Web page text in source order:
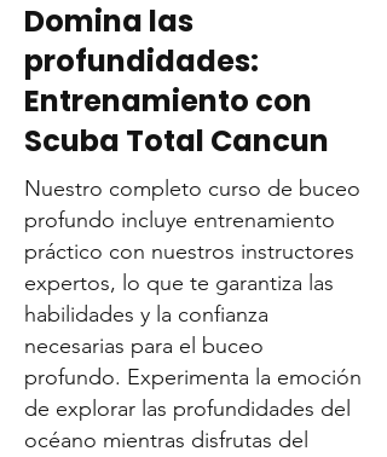
Domina las
profundidades:
Entrenamiento con
Scuba Total Cancun
Nuestro completo curso de buceo
profundo incluye entrenamiento
práctico con nuestros instructores
expertos, lo que te garantiza las
habilidades y la confianza
necesarias para el buceo
profundo. Experimenta la emoción
de explorar las profundidades del
océano mientras disfrutas del